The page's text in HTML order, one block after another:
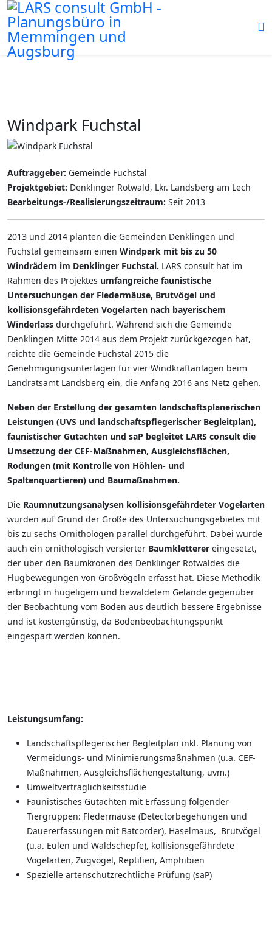
Windpark Fuchstal
Auftraggeber: Gemeinde Fuchstal
Projektgebiet: Denklinger Rotwald, Lkr. Landsberg am Lech
Bearbeitungs-/Realisierungszeitraum: Seit 2013
2013 und 2014 planten die Gemeinden Denklingen und
Fuchstal gemeinsam einen Windpark mit bis zu 50
Windrädern im Denklinger Fuchstal. LARS consult hat im
Rahmen des Projektes umfangreiche faunistische
Untersuchungen der Fledermäuse, Brutvögel und
kollisionsgefährdeten Vogelarten nach bayerischem
Winderlass durchgeführt. Während sich die Gemeinde
Denklingen Mitte 2014 aus dem Projekt zurückgezogen hat,
reichte die Gemeinde Fuchstal 2015 die
Genehmigungsunterlagen für vier Windkraftanlagen beim
Landratsamt Landsberg ein, die Anfang 2016 ans Netz gehen.
Neben der Erstellung der gesamten landschaftsplanerischen
Leistungen (UVS und landschaftspflegerischer Begleitplan),
faunistischer Gutachten und saP begleitet LARS consult die
Umsetzung der CEF-Maßnahmen, Ausgleichsflächen,
Rodungen (mit Kontrolle von Höhlen- und
Spaltenquartieren) und Baumaßnahmen.
Die Raumnutzungsanalysen kollisionsgefährdeter Vogelarten
wurden auf Grund der Größe des Untersuchungsgebietes mit
bis zu sechs Ornithologen parallel durchgeführt. Dabei wurde
auch ein ornithologisch versierter Baumkletterer eingesetzt,
der über den Baumkronen des Denklinger Rotwaldes die
Flugbewegungen von Großvögeln erfasst hat. Diese Methodik
erbringt in hügeligem und bewaldetem Gelände gegenüber
der Beobachtung vom Boden aus deutlich bessere Ergebnisse
und ist kostengünstig, da Bodenbeobachtungspunkt
eingespart werden können.
Leistungsumfang:
Landschaftspflegerischer Begleitplan inkl. Planung von
Vermeidungs- und Minimierungsmaßnahmen (u.a. CEF-
Maßnahmen, Ausgleichsflächengestaltung, uvm.)
Umweltverträglichkeitsstudie
Faunistisches Gutachten mit Erfassung folgender
Tiergruppen: Fledermäuse (Detectorbegehungen und
Dauererfassungen mit Batcorder), Haselmaus, Brutvögel
(u.a. Eulen und Waldschepfe), kollisionsgefährdete
Vogelarten, Zugvögel, Reptilien, Amphibien
Spezielle artenschutzrechtliche Prüfung (saP)